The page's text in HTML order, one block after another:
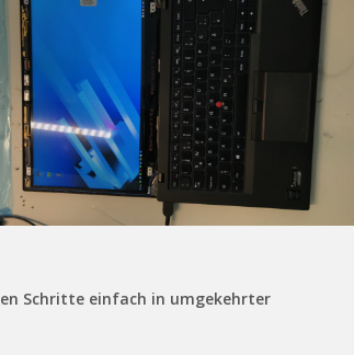
Schritte einfach in umgekehrter